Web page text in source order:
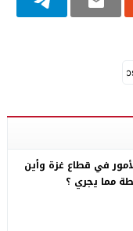
في قطاع غزة وأين
مما يجري ؟